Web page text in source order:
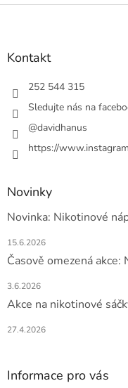
Z
Kontakt
252 544 315
Sledujte nás na
@davidhanus
https://
Novinky
Novinka: Nikotinové
15.6.2026
Časově omezená akce:
3.6.2026
Akce na nikotinové
27.4.2026
Informace pro vás